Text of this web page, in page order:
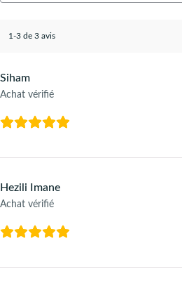
1-3 de 3 avis
Siham
Achat vérifié
Hezili Imane
Achat vérifié